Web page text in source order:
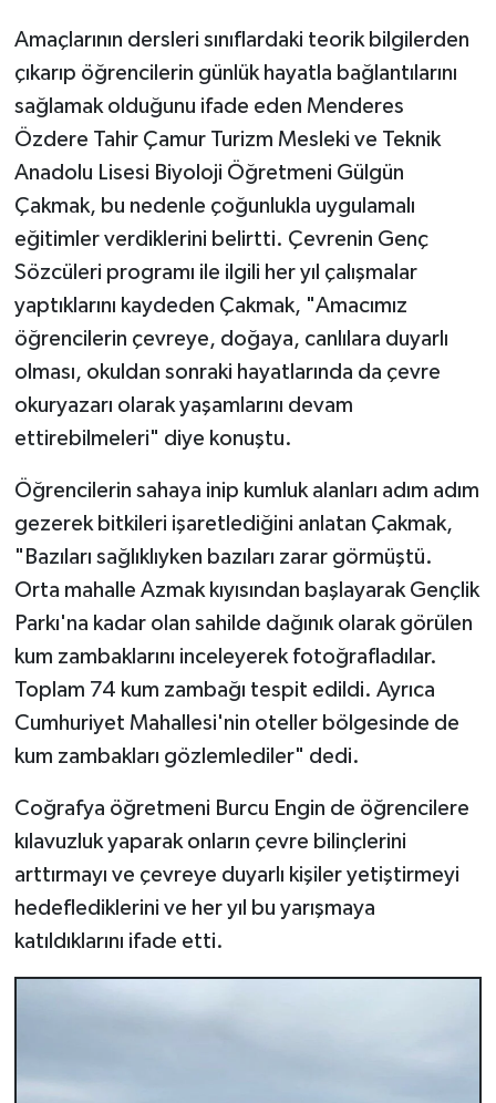
Amaçlarının dersleri sınıflardaki teorik bilgilerden
çıkarıp öğrencilerin günlük hayatla bağlantılarını
sağlamak olduğunu ifade eden Menderes
Özdere Tahir Çamur Turizm Mesleki ve Teknik
Anadolu Lisesi Biyoloji Öğretmeni Gülgün
Çakmak, bu nedenle çoğunlukla uygulamalı
eğitimler verdiklerini belirtti. Çevrenin Genç
Sözcüleri programı ile ilgili her yıl çalışmalar
yaptıklarını kaydeden Çakmak, "Amacımız
öğrencilerin çevreye, doğaya, canlılara duyarlı
olması, okuldan sonraki hayatlarında da çevre
okuryazarı olarak yaşamlarını devam
ettirebilmeleri" diye konuştu.
Öğrencilerin sahaya inip kumluk alanları adım adım
gezerek bitkileri işaretlediğini anlatan Çakmak,
"Bazıları sağlıklıyken bazıları zarar görmüştü.
Orta mahalle Azmak kıyısından başlayarak Gençlik
Parkı'na kadar olan sahilde dağınık olarak görülen
kum zambaklarını inceleyerek fotoğrafladılar.
Toplam 74 kum zambağı tespit edildi. Ayrıca
Cumhuriyet Mahallesi'nin oteller bölgesinde de
kum zambakları gözlemlediler" dedi.
Coğrafya öğretmeni Burcu Engin de öğrencilere
kılavuzluk yaparak onların çevre bilinçlerini
arttırmayı ve çevreye duyarlı kişiler yetiştirmeyi
hedeflediklerini ve her yıl bu yarışmaya
katıldıklarını ifade etti.